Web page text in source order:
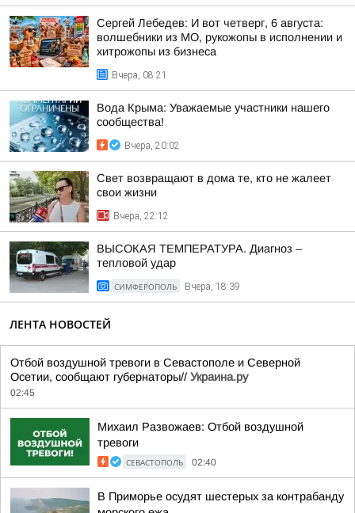
Сергей Лебедев: И вот четверг, 6 августа:
волшебники из МО, рукожопы в исполнении и
хитрожопы из бизнеса
Вчера, 08:21
Вода Крыма: Уважаемые участники нашего
сообщества!
Вчера, 20:02
Свет возвращают в дома те, кто не жалеет
свои жизни
Вчера, 22:12
ВЫСОКАЯ ТЕМПЕРАТУРА. Диагноз –
тепловой удар
СИМФЕРОПОЛЬ Вчера, 18:39
ЛЕНТА НОВОСТЕЙ
Отбой воздушной тревоги в Севастополе и Северной
Осетии, сообщают губернаторы// Украина.ру
02:45
Михаил Развожаев: Отбой воздушной
тревоги
СЕВАСТОПОЛЬ 02:40
В Приморье осудят шестерых за контрабанду